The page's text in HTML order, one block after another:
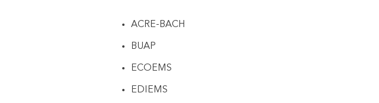
ACRE-BACH
BUAP
ECOEMS
EDIEMS